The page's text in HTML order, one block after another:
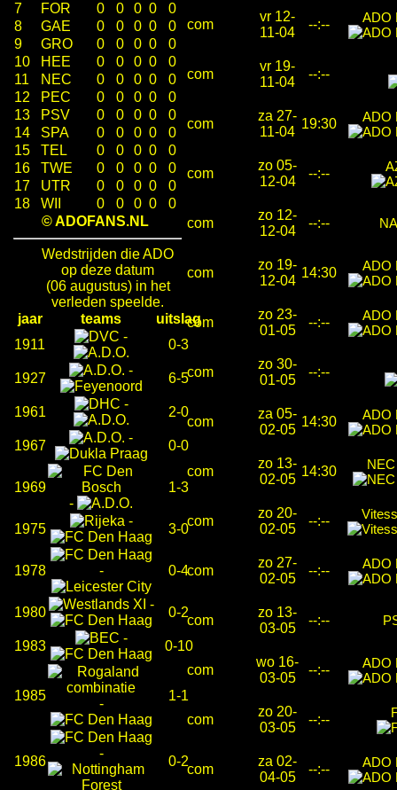
7
FOR 0 0 0 0
0
8
GAE 0 0 0 0
0
9
GRO 0 0 0 0
0
10
HEE 0 0 0 0
0
11
NEC 0 0 0 0
0
12
PEC 0 0 0 0
0
13
PSV 0 0 0 0
0
14
SPA 0 0 0 0
0
15
TEL 0 0 0 0
0
16
TWE 0 0 0 0
0
17
UTR 0 0 0 0
0
18
WII 0 0 0 0
0
© ADOFANS.NL
Wedstrijden die ADO
op deze datum
(06 augustus) in het
verleden speelde.
jaar
teams
uitslag
1911
-
0-3
1927
-
6-5
1961
-
2-0
1967
-
0-0
1969
-
1-3
1975
-
3-0
1978 - 0-4
1980
-
0-2
1983
-
0-10
1985
-
1-1
1986
-
0-2
com
vr 12-
11-04
--:-- ADO
com
vr 19-
11-04
--:--
com
za 27-
11-04
19:30 ADO
com
zo 05-
12-04
--:--
com
zo 12-
12-04
--:--
com
zo 19-
12-04
14:30 ADO
com
zo 23-
01-05
--:-- ADO
com
zo 30-
01-05
--:--
com
za 05-
02-05
14:30 ADO
com
zo 13-
02-05
14:30
com
zo 20-
02-05
--:--
com
zo 27-
02-05
--:-- ADO
com
zo 13-
03-05
--:--
com
wo 16-
03-05
--:-- ADO
com
zo 20-
03-05
--:--
com
za 02-
04-05
--:-- ADO